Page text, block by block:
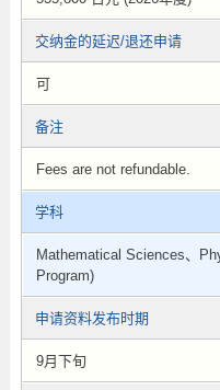
交纳金的延迟/退还申请
可
备注
Fees are not refundable.
学科
Mathematical Sciences、
Program)
申请资料发布时期
9月下旬